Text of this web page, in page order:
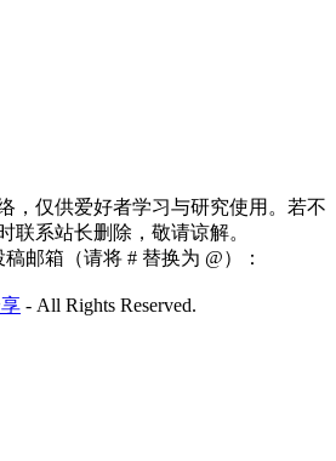
，仅供爱好者学习与研究使用。若不
联系站长删除，敬请谅解。
邮箱（请将 # 替换为 @）：
- All Rights Reserved.